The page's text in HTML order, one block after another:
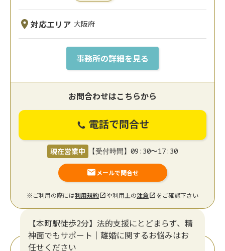
対応エリア 大阪府
事務所の詳細を見る
お問合わせはこちらから
電話で問合せ
現在営業中 【受付時間】09:30〜17:30
メールで問合せ
※ご利用の際には利用規約 や利用上の注意 をご確認下さい
【本町駅徒歩2分】法的支援にとどまらず、精
神面でもサポート｜離婚に関するお悩みはお
任せください